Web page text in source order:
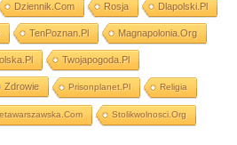
Dziennik.com Rosja Dlapolski.pl
TenPoznan.pl Magnapolonia.org
Twojapogoda.pl
Zdrowie Prisonplanet.pl Religia
Stolikwolnosci.org